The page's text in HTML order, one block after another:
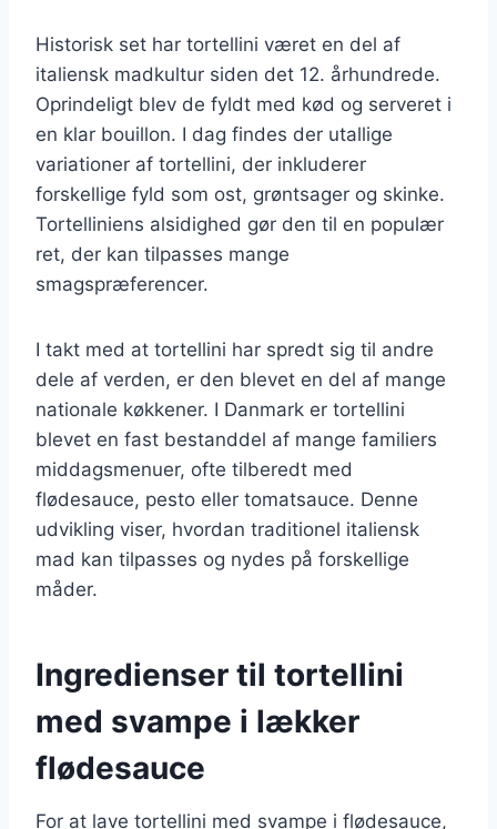
Historisk set har tortellini været en del af
italiensk madkultur siden det 12. århundrede.
Oprindeligt blev de fyldt med kød og serveret i
en klar bouillon. I dag findes der utallige
variationer af tortellini, der inkluderer
forskellige fyld som ost, grøntsager og skinke.
Tortelliniens alsidighed gør den til en populær
ret, der kan tilpasses mange
smagspræferencer.
I takt med at tortellini har spredt sig til andre
dele af verden, er den blevet en del af mange
nationale køkkener. I Danmark er tortellini
blevet en fast bestanddel af mange familiers
middagsmenuer, ofte tilberedt med
flødesauce, pesto eller tomatsauce. Denne
udvikling viser, hvordan traditionel italiensk
mad kan tilpasses og nydes på forskellige
måder.
Ingredienser til tortellini
med svampe i lækker
flødesauce
For at lave tortellini med svampe i flødesauce,